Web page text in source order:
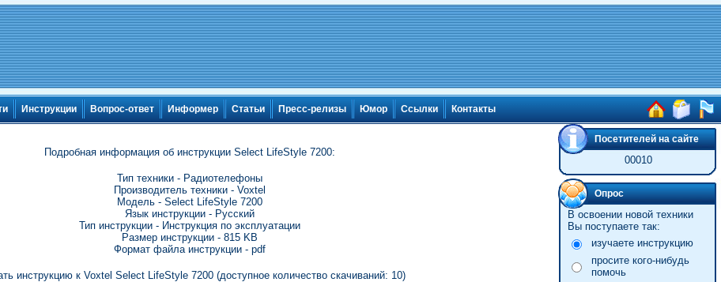
Инструкции Вопрос-ответ Информер Статьи Пресс-релизы Юмор Ссылки Контакты
Подробная информация об инструкции Select LifeStyle 7200:
Тип техники - Радиотелефоны
Производитель техники - Voxtel
Модель - Select LifeStyle 7200
Язык инструкции - Русский
Тип инструкции - Инструкция по эксплуатации
Размер инструкции - 815 KB
Формат файла инструкции - pdf
инструкцию к Voxtel Select LifeStyle 7200 (доступное количество скачиваний: 10)
Посетителей на сайте
00010
Опрос
В освоении новой техники
Вы поступаете так:
изучаете инструкцию
просите кого-нибудь
помочь